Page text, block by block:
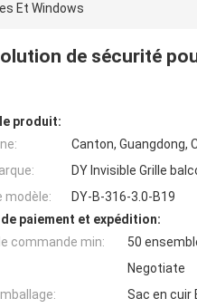
Et Windows
de sécurité
produit:
Canton, Guangdong,
DY Invisible Grille
modèle:
DY-B-316-3.0-B19
paiement et expédition:
commande min:
50
Negotiate
Sac en cuir